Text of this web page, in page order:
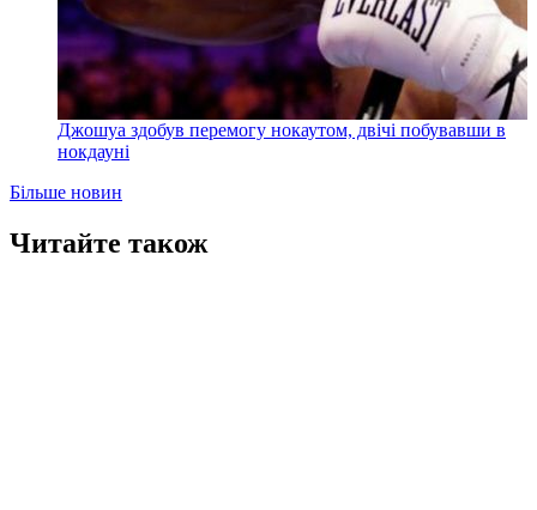
Джошуа здобув перемогу нокаутом, двічі побувавши в
нокдауні
Більше новин
Читайте також